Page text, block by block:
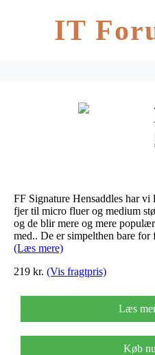
IT
FF Signature Hensaddles har
fjer til micro fluer og medium
og de blir mere og mere
med.. De er simpelthen bare
(Læs mere)
219 kr. (Vis fragtpris)
Læs
Køb